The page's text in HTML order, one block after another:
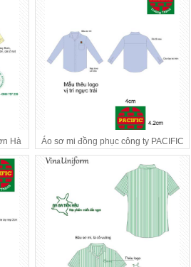
Hà Áo sơ mi đồng phục công ty PACIFIC